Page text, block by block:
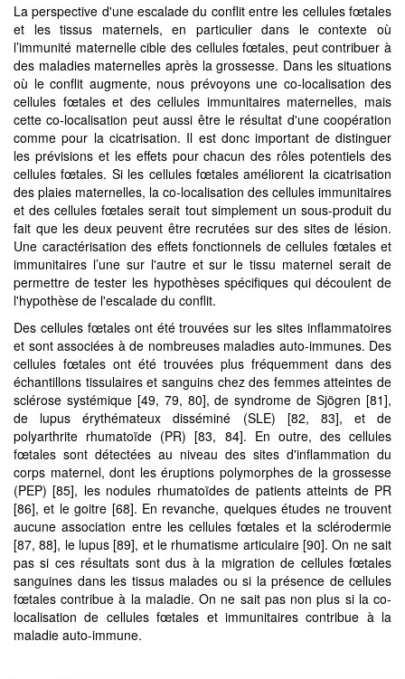
La perspective d'une escalade du conflit entre les cellules fœtales
et les tissus maternels, en particulier dans le contexte où
l’immunité maternelle cible des cellules fœtales, peut contribuer à
des maladies maternelles après la grossesse. Dans les situations
où le conflit augmente, nous prévoyons une co-localisation des
cellules fœtales et des cellules immunitaires maternelles, mais
cette co-localisation peut aussi être le résultat d'une coopération
comme pour la cicatrisation. Il est donc important de distinguer
les prévisions et les effets pour chacun des rôles potentiels des
cellules fœtales. Si les cellules fœtales améliorent la cicatrisation
des plaies maternelles, la co-localisation des cellules immunitaires
et des cellules fœtales serait tout simplement un sous-produit du
fait que les deux peuvent être recrutées sur des sites de lésion.
Une caractérisation des effets fonctionnels de cellules fœtales et
immunitaires l’une sur l'autre et sur le tissu maternel serait de
permettre de tester les hypothèses spécifiques qui découlent de
l'hypothèse de l'escalade du conflit.
Des cellules fœtales ont été trouvées sur les sites inflammatoires
et sont associées à de nombreuses maladies auto-immunes. Des
cellules fœtales ont été trouvées plus fréquemment dans des
échantillons tissulaires et sanguins chez des femmes atteintes de
sclérose systémique [49, 79, 80], de syndrome de Sjögren [81],
de lupus érythémateux disséminé (SLE) [82, 83], et de
polyarthrite rhumatoïde (PR) [83, 84]. En outre, des cellules
fœtales sont détectées au niveau des sites d'inflammation du
corps maternel, dont les éruptions polymorphes de la grossesse
(PEP) [85], les nodules rhumatoïdes de patients atteints de PR
[86], et le goitre [68]. En revanche, quelques études ne trouvent
aucune association entre les cellules fœtales et la sclérodermie
[87, 88], le lupus [89], et le rhumatisme articulaire [90]. On ne sait
pas si ces résultats sont dus à la migration de cellules fœtales
sanguines dans les tissus malades ou si la présence de cellules
fœtales contribue à la maladie. On ne sait pas non plus si la co-
localisation de cellules fœtales et immunitaires contribue à la
maladie auto-immune.